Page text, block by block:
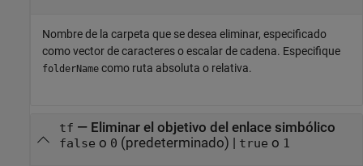
Nombre de la carpeta que se desea eliminar, especificado
como vector de caracteres o escalar de cadena. Especifique
folderName como ruta absoluta o relativa.
tf — Eliminar el objetivo del enlace simbólico
false o 0 (predeterminado) | true o 1